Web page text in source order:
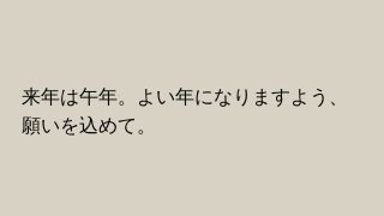
来年は午年。よい年になりますよう、
願いを込めて。